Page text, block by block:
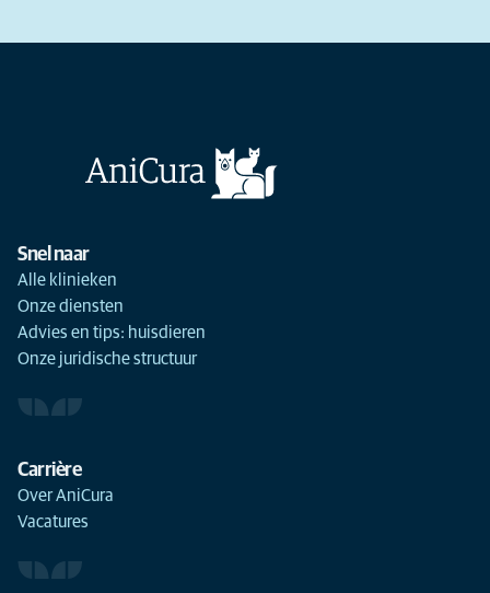
Snel naar
Alle klinieken
Onze diensten
Advies en tips: huisdieren
Onze juridische structuur
Carrière
Over AniCura
Vacatures